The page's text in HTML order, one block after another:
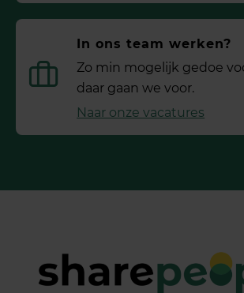
In ons team werken?
Zo min mogelijk gedoe
daar gaan we voor.
Naar onze vacatures